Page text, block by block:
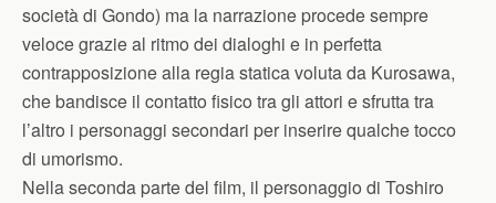
società di Gondo) ma la narrazione procede sempre
veloce grazie al ritmo dei dialoghi e in perfetta
contrapposizione alla regia statica voluta da Kurosawa,
che bandisce il contatto fisico tra gli attori e sfrutta tra
l’altro i personaggi secondari per inserire qualche tocco
di umorismo.
Nella seconda parte del film, il personaggio di Toshiro